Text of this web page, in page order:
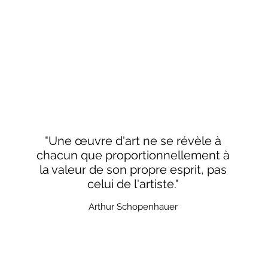
"Une œuvre d'art ne se révèle à
chacun que proportionnellement à
la valeur de son propre esprit, pas
celui de l'artiste."
Arthur Schopenhauer